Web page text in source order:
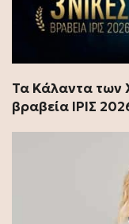
Τα Κάλαντα των
βραβεία ΊΡΙΣ